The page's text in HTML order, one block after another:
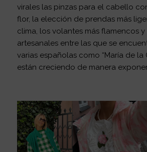
virales las pinzas para el cabello
flor, la elección de prendas más
clima, los volantes más flamencos y
artesanales entre las que se
varias españolas como “María de la
están creciendo de manera